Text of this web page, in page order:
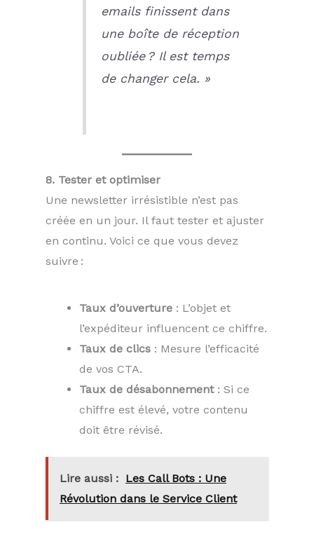
emails finissent dans
une boîte de réception
oubliée ? Il est temps
de changer cela. »
8. Tester et optimiser
Une newsletter irrésistible n’est pas
créée en un jour. Il faut tester et ajuster
en continu. Voici ce que vous devez
suivre :
Taux d’ouverture : L’objet et
l’expéditeur influencent ce chiffre.
Taux de clics : Mesure l’efficacité
de vos CTA.
Taux de désabonnement: Si ce
chiffre est élevé, votre contenu
doit être révisé.
Lire aussi : Les Call Bots : Une
Révolution dans le Service Client